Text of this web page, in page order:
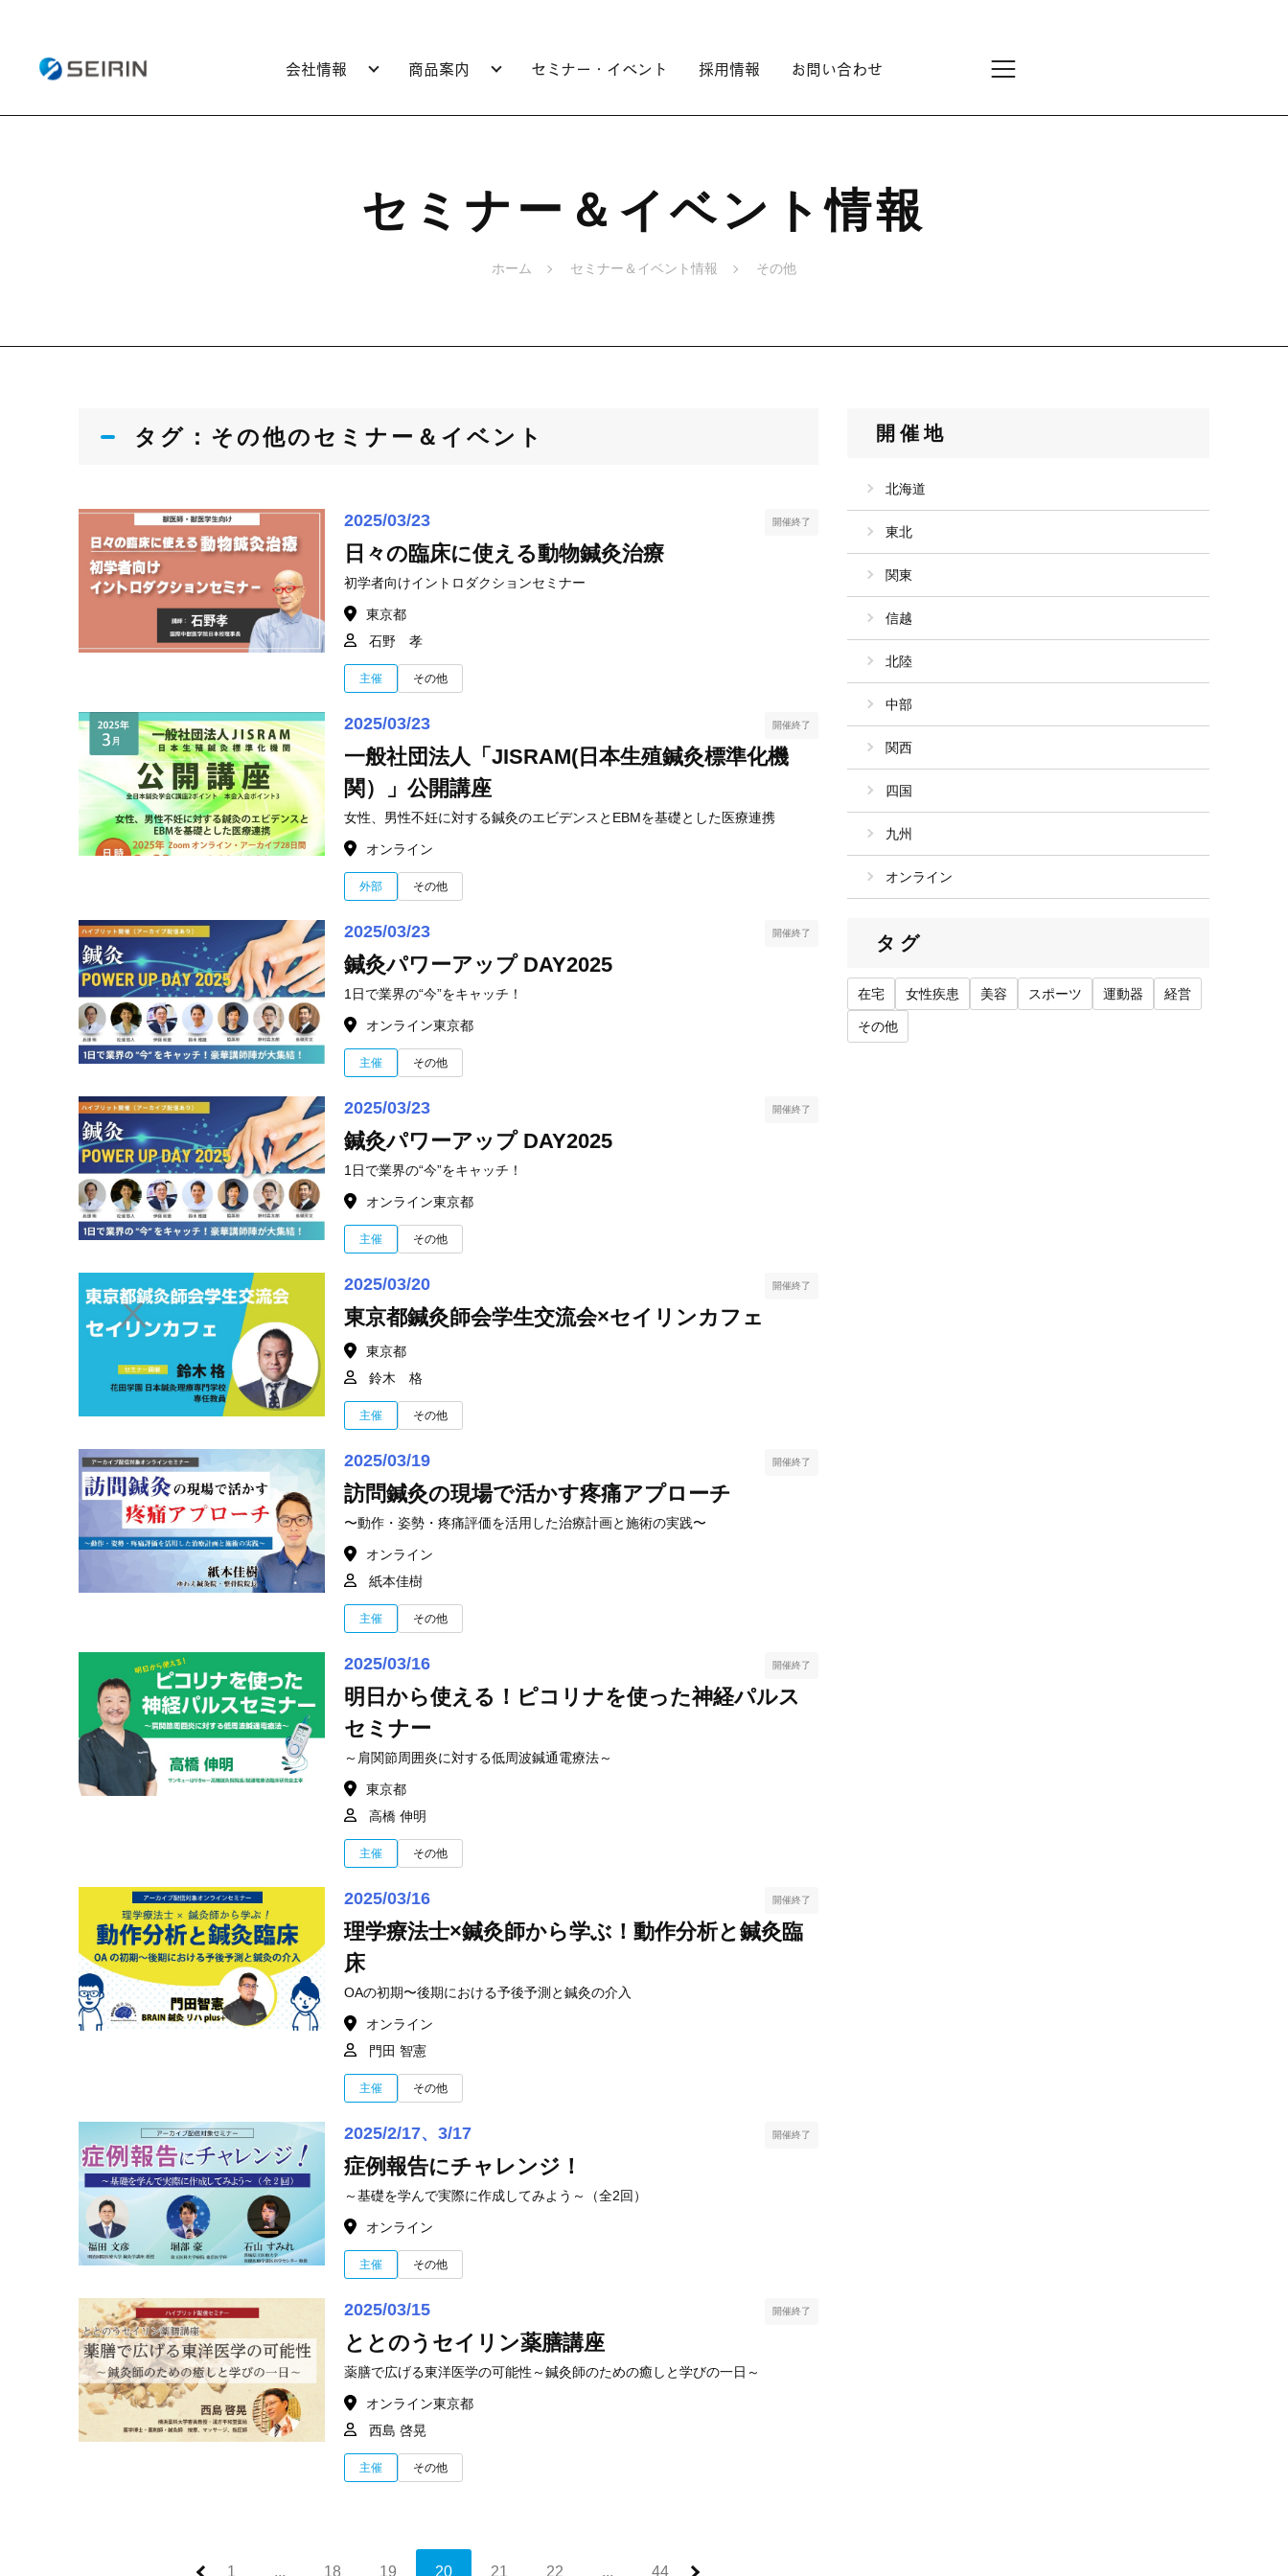
会社情報 商品案内 セミナー・イベント 採用情報 お問い合わせ
セミナー＆イベント情報
ホーム セミナー＆イベント情報 その他
タグ： その他のセミナー＆イベント
2025/03/23
日々の臨床に使える動物鍼灸治療
初学者向けイントロダクションセミナー
東京都
石野 孝
主催 その他
開催終了
2025/03/23
一般社団法人「JISRAM(日本生殖鍼灸標準化機
関）」公開講座
女性、男性不妊に対する鍼灸のエビデンスとEBMを基礎とした医療連携
オンライン
外部 その他
開催終了
2025/03/23
鍼灸パワーアップ DAY2025
1日で業界の“今”をキャッチ！
オンライン東京都
主催 その他
開催終了
2025/03/23
鍼灸パワーアップ DAY2025
1日で業界の“今”をキャッチ！
オンライン東京都
主催 その他
開催終了
2025/03/20
東京都鍼灸師会学生交流会×セイリンカフェ
東京都
鈴木 格
主催 その他
開催終了
2025/03/19
訪問鍼灸の現場で活かす疼痛アプローチ
〜動作・姿勢・疼痛評価を活用した治療計画と施術の実践〜
オンライン
紙本佳樹
主催 その他
開催終了
2025/03/16
明日から使える！ピコリナを使った神経パルス
セミナー
～肩関節周囲炎に対する低周波鍼通電療法～
東京都
高橋 伸明
主催 その他
開催終了
2025/03/16
理学療法士×鍼灸師から学ぶ！動作分析と鍼灸臨
床
OAの初期〜後期における予後予測と鍼灸の介入
オンライン
門田 智憲
主催 その他
開催終了
2025/2/17、3/17
症例報告にチャレンジ！
～基礎を学んで実際に作成してみよう～（全2回）
オンライン
主催 その他
開催終了
2025/03/15
ととのうセイリン薬膳講座
薬膳で広げる東洋医学の可能性～鍼灸師のための癒しと学びの一日～
オンライン東京都
西島 啓晃
主催 その他
開催終了
1 ... 18 19 20 21 22 ... 44
開催地
北海道
東北
関東
信越
北陸
中部
関西
四国
九州
オンライン
タグ
在宅 女性疾患 美容 スポーツ 運動器 経営
その他